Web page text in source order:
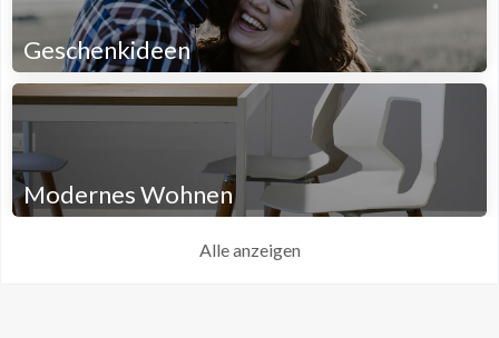
Geschenkideen
Modernes Wohnen
Alle anzeigen